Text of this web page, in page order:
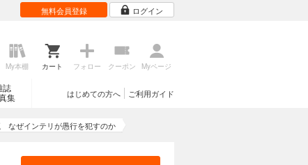
無料会員登録 ログイン
My本棚 カート フォロー クーポン Myページ
誌
集
ご利用ガイド
はじめての方へ
なぜインテリが愚行を犯すのか